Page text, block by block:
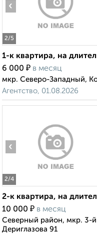
2/5
‹
1-к квартира, на
6 000 ₽ в месяц
мкр. Северо-Западный,
Агентство, 01.08.2026
2/4
‹
2-к квартира, на
10 000 ₽ в месяц
Северный район, мкр. 3-
Дериглазова 91